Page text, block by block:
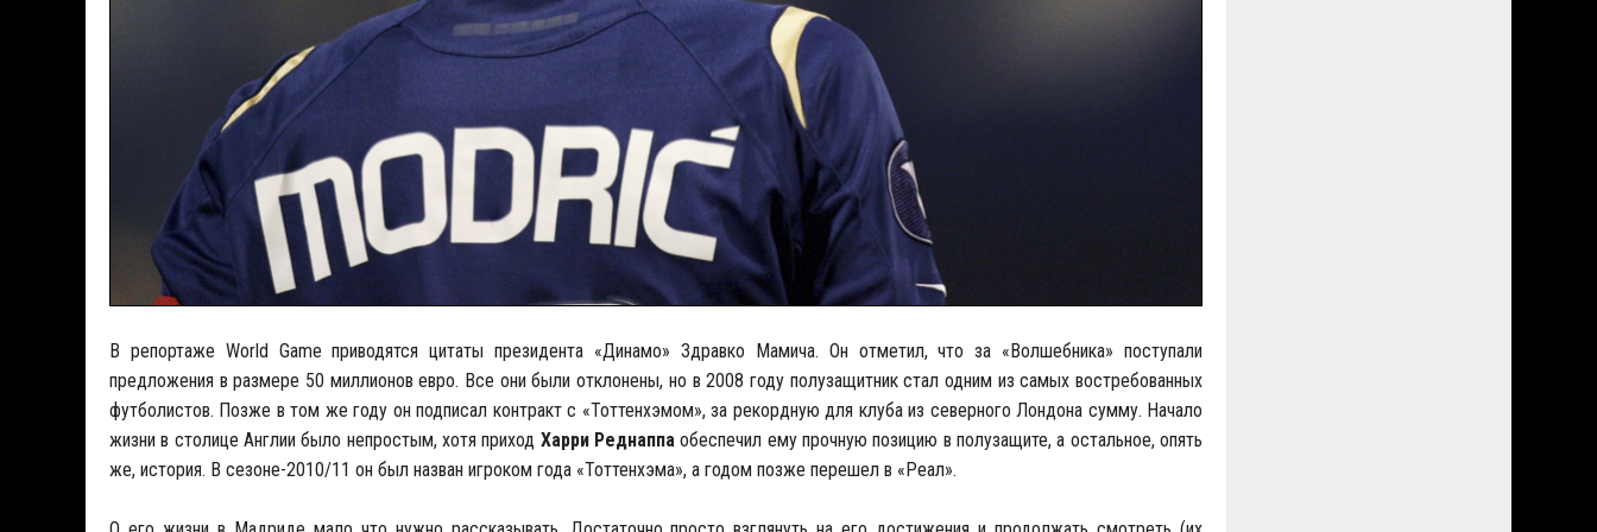
В репортаже World Game приводятся цитаты президента «Динамо» Здравко Мамича. Он отметил, что за «Волшебника» поступали
предложения в размере 50 миллионов евро. Все они были отклонены, но в 2008 году полузащитник стал одним из самых востребованных
футболистов. Позже в том же году он подписал контракт с «Тоттенхэмом», за рекордную для клуба из северного Лондона сумму. Начало
жизни в столице Англии было непростым, хотя приход Харри Реднаппа обеспечил ему прочную позицию в полузащите, а остальное, опять
же, история. В сезоне-2010/11 он был назван игроком года «Тоттенхэма», а годом позже перешел в «Реал».